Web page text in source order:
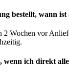
bestellt, wann
2 Wochen vor
wenn ich direkt